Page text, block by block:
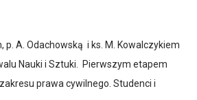
p. A. Odachowską i ks. M. Kowalczykiem
Nauki i Sztuki. Pierwszym etapem
prawa cywilnego. Studenci i